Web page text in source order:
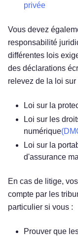
privée
Vous devez
responsabilité
différentes lois
des déclarations
relevez de la loi
Loi sur la
Loi sur les
numérique
Loi sur la
d'assurance
En cas de litige,
compte par les
particulier si vous :
Prouver que